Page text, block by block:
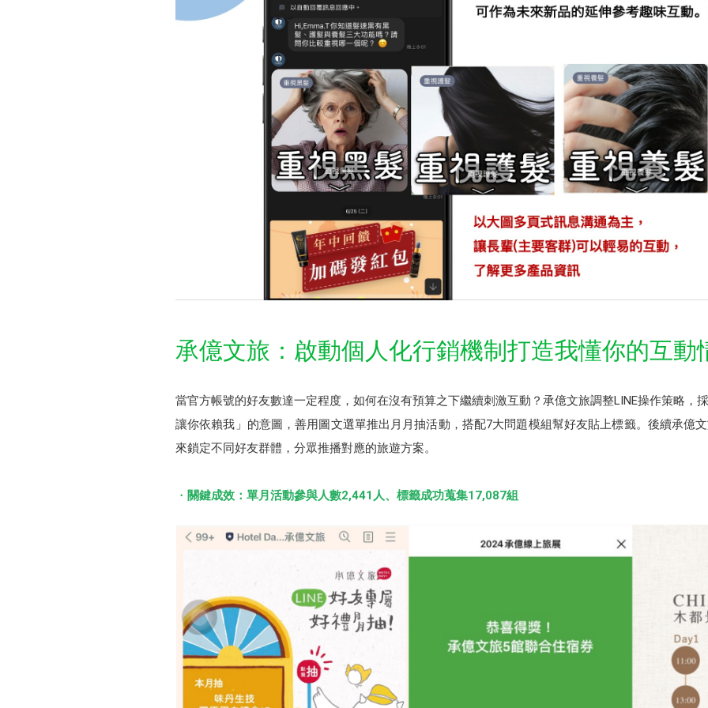
承億文旅：啟動個人化行銷機制打造我懂你的互動
當官方帳號的好友數達一定程度，如何在沒有預算之下繼續刺激互動？承億文旅調整LINE操作策略，
讓你依賴我」的意圖，善用圖文選單推出月月抽活動，搭配7大問題模組幫好友貼上標籤。後續承億
來鎖定不同好友群體，分眾推播對應的旅遊方案。
關鍵成效：單月活動參與人數2,441人、標籤成功蒐集17,087組